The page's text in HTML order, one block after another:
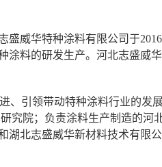
盛威华特种涂料有限公司于2016
涂料的研发生产。 河北志盛威
、引领带动特种涂料行业的发
究院；负责涂料生产制造的河
北志盛威华新材料技术有限公